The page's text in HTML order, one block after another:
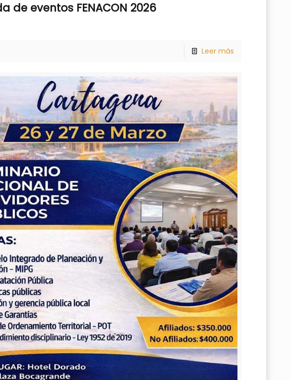
de eventos FENACON 2026
Leer más